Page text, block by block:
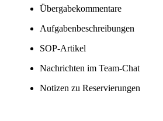
Übergabekommentare
Aufgabenbeschreibungen
SOP-Artikel
Nachrichten im Team-Chat
Notizen zu Reservierungen